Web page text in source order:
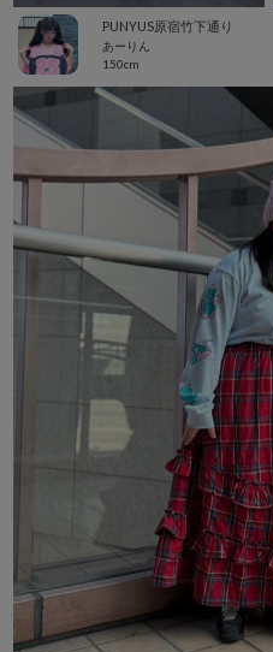
PUNYUS原宿竹下通り
あーりん
150cm